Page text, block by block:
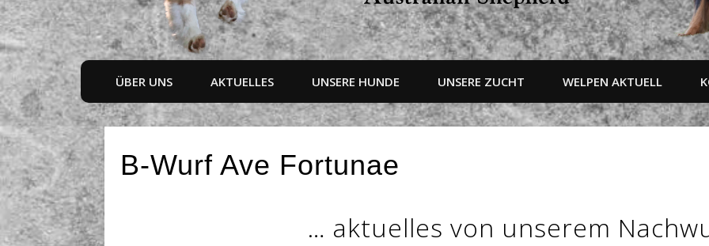
ÜBER UNS AKTUELLES UNSERE HUNDE UNSERE ZUCHT WELPEN AKTUELL
B-Wurf Ave Fortunae
… aktuelles von unserem